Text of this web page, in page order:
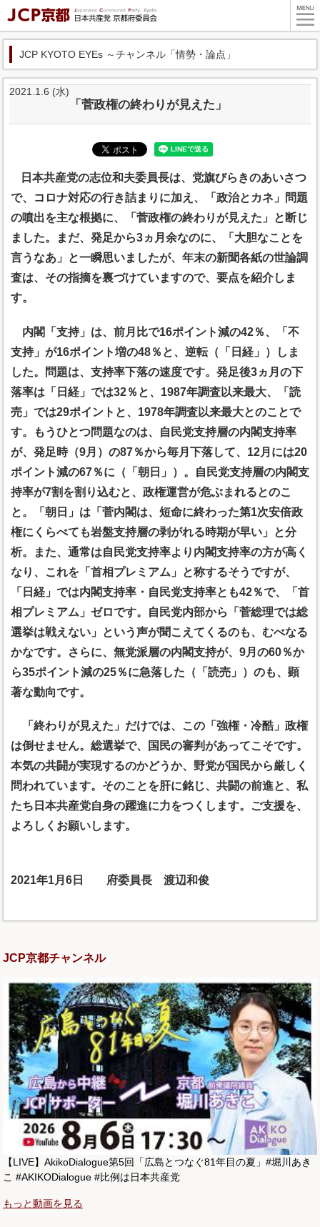
JCP KYOTO EYEs ～チャンネル「情勢・論点」
2021.1.6 (水)
「菅政権の終わりが見えた」
日本共産党の志位和夫委員長は、党旗びらきのあいさつ
で、コロナ対応の行き詰まりに加え、「政治とカネ」問題
の噴出を主な根拠に、「菅政権の終わりが見えた」と断じ
ました。まだ、発足から3ヵ月余なのに、「大胆なことを
言うなあ」と一瞬思いましたが、年末の新聞各紙の世論調
査は、その指摘を裏づけていますので、要点を紹介しま
す。
内閣「支持」は、前月比で16ポイント減の42％、「不
支持」が16ポイント増の48％と、逆転（「日経」）しま
した。問題は、支持率下落の速度です。発足後3ヵ月の下
落率は「日経」では32％と、1987年調査以来最大、「読
売」では29ポイントと、1978年調査以来最大とのことで
す。もうひとつ問題なのは、自民党支持層の内閣支持率
が、発足時（9月）の87％から毎月下落して、12月には20
ポイント減の67％に（「朝日」）。自民党支持層の内閣支
持率が7割を割り込むと、政権運営が危ぶまれるとのこ
と。「朝日」は「菅内閣は、短命に終わった第1次安倍政
権にくらべても岩盤支持層の剥がれる時期が早い」と分
析。また、通常は自民党支持率より内閣支持率の方が高く
なり、これを「首相プレミアム」と称するそうですが、
「日経」では内閣支持率・自民党支持率とも42％で、「首
相プレミアム」ゼロです。自民党内部から「菅総理では総
選挙は戦えない」という声が聞こえてくるのも、むべなる
かなです。さらに、無党派層の内閣支持が、9月の60％か
ら35ポイント減の25％に急落した（「読売」）のも、顕
著な動向です。
「終わりが見えた」だけでは、この「強権・冷酷」政権
は倒せません。総選挙で、国民の審判があってこそです。
本気の共闘が実現するのかどうか、野党が国民から厳しく
問われています。そのことを肝に銘じ、共闘の前進と、私
たち日本共産党自身の躍進に力をつくします。ご支援を、
よろしくお願いします。
2021年1月6日 府委員長 渡辺和俊
JCP京都チャンネル
【LIVE】AkikoDialogue第5回「広島とつなぐ81年目の夏」#堀川あき
こ #AKIKODialogue #比例は日本共産党
もっと動画を見る